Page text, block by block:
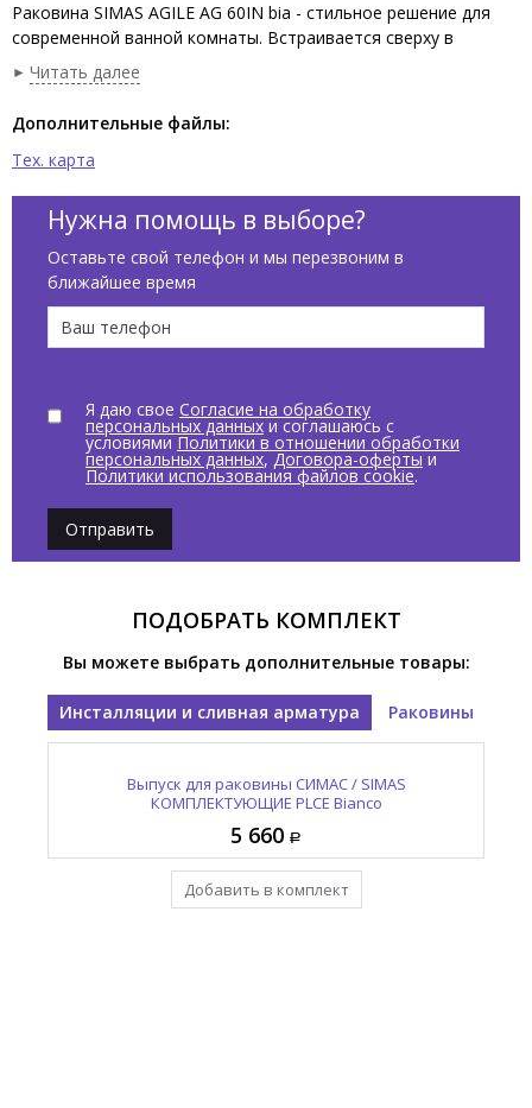
Раковина SIMAS AGILE AG 60IN bia - стильное решение для
современной ванной комнаты. Встраивается сверху в
столешницу, формирует лаконичный и аккуратный интерьер.
Размеры - 60×36,5 см, цвет - белый глянцевый. Выполнена из
санфаянса с глазурованным покрытием. Без отверстий под
смеситель и без перелива - это даёт свободу в подборе
аксессуаров и помогает выстроить минималистичный дизайн.
отличный выбор для компактных санузлов: раковина не
перегружает пространство и остаётся удобной в
использовании.
Читать далее
Дополнительные файлы:
Тех. карта
Нужна помощь в выборе?
Оставьте свой телефон и мы перезвоним в
ближайшее время
Я даю свое Согласие на обработку
персональных данныхи соглашаюсь с
условиями Политики в отношении обработки
персональных данных, Договора-оферты и
Политики использования файлов cookie.
Отправить
ПОДОБРАТЬ КОМПЛЕКТ
Вы можете выбрать дополнительные товары:
Инсталляции и сливная арматура Раковины
Выпуск для раковины СИМАС / SIMAS
КОМПЛЕКТУЮЩИЕ PLCE Bianco
5 660
Добавить в комплект
Раковина встраиваемая СИМАС / SIMAS Аджайл /
AGILE AG 60IN bia
17 375
Уже в комплекте